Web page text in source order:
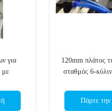
για
με
120mm πλάτος
σταθμός 6-
Πάρτε την